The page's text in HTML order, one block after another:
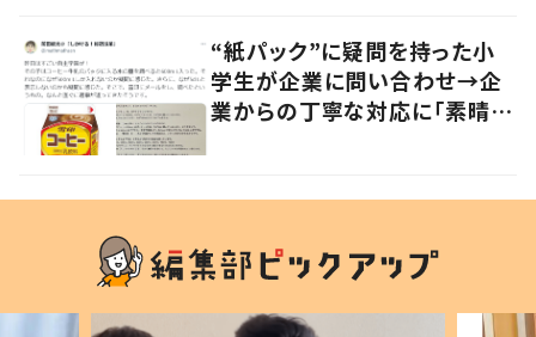
“紙パック”に疑問を持った小
学生が企業に問い合わせ→企
業からの丁寧な対応に「素晴ら